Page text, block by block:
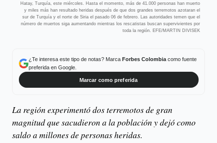
Hatay, Turquía, este miércoles. Hasta el momento, más de 41.000 personas han muerto
y miles más han resultado heridas después de que dos grandes terremotos azotaran el
sur de Turquía y el norte de Siria el pasado 06 de febrero. Las autoridades temen que el
número de muertos siga aumentando mientras los rescatistas buscan supervivientes por
toda la región. EFE/MARTIN DIVISEK
¿Te interesa este tipo de notas? Marca Forbes Colombiacomo fuente
preferida en Google.
Marcar como preferida
La región experimentó dos terremotos de gran
magnitud que sacudieron a la población y dejó como
saldo a millones de personas heridas.